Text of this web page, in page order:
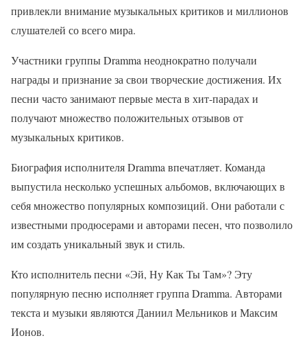
привлекли внимание музыкальных критиков и миллионов
слушателей со всего мира.
Участники группы Dramma неоднократно получали
награды и признание за свои творческие достижения. Их
песни часто занимают первые места в хит-парадах и
получают множество положительных отзывов от
музыкальных критиков.
Биография исполнителя Dramma впечатляет. Команда
выпустила несколько успешных альбомов, включающих в
себя множество популярных композиций. Они работали с
известными продюсерами и авторами песен, что позволило
им создать уникальный звук и стиль.
Кто исполнитель песни «Эй, Ну Как Ты Там»? Эту
популярную песню исполняет группа Dramma. Авторами
текста и музыки являются Даниил Мельников и Максим
Ионов.